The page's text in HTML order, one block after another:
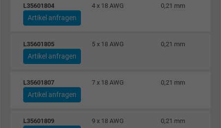
L35601804 4 x 18 AWG 0,21 mm
Artikel anfragen
L35601805 5 x 18 AWG 0,21 mm
Artikel anfragen
L35601807 7 x 18 AWG 0,21 mm
Artikel anfragen
L35601809 9 x 18 AWG 0,21 mm